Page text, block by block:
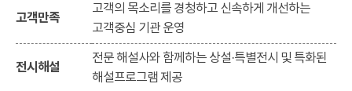
고객만족
고객의 목소리를 경청하고 신속하게 개선하는
고객중심 기관 운영
전시해설
전문 해설사와 함께하는 상설·특별전시 및 특화된
해설프로그램 제공